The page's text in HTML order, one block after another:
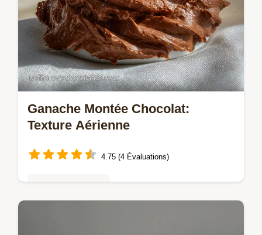
Ganache Montée Chocolat:
Texture Aérienne
4.75 (4 Évaluations)